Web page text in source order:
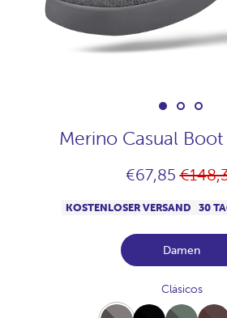
Merino Casual
€67,85
KOSTENLOSER VERSAND 30
Damen
Clásicos